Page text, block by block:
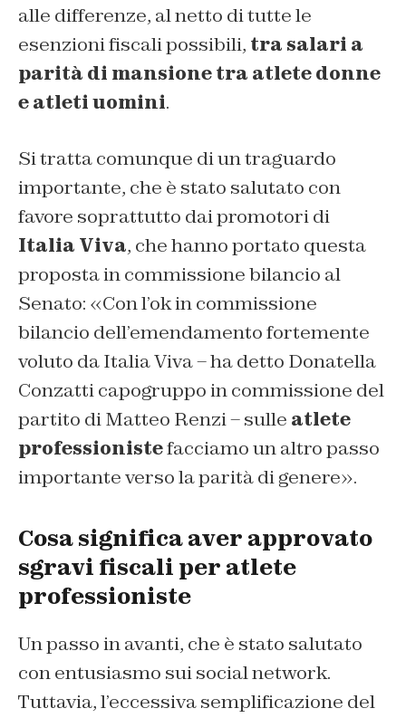
alle differenze, al netto di tutte le
esenzioni fiscali possibili, tra salari a
parità di mansione tra atlete donne
e atleti uomini.
Si tratta comunque di un traguardo
importante, che è stato salutato con
favore soprattutto dai promotori di
Italia Viva, che hanno portato questa
proposta in commissione bilancio al
Senato: «Con l’ok in commissione
bilancio dell’emendamento fortemente
voluto da Italia Viva – ha detto Donatella
Conzatti capogruppo in commissione del
partito di Matteo Renzi – sulle atlete
professionistefacciamo un altro passo
importante verso la parità di genere».
Cosa significa aver approvato
sgravi fiscali per atlete
professioniste
Un passo in avanti, che è stato salutato
con entusiasmo sui social network.
Tuttavia, l’eccessiva semplificazione del